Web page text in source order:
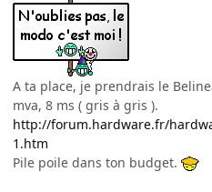
A ta place, je prendrais le
mva, 8 ms ( gris à gris ).
http://forum.hardware.fr/
1.htm
Pile poile dans ton budget.